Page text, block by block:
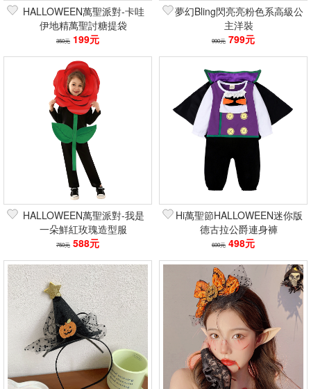
HALLOWEEN萬聖派對-卡哇
伊地精萬聖討糖提袋
350元 199元
夢幻Bling閃亮亮粉色系高級公
主洋裝
990元 799元
HALLOWEEN萬聖派對-我是
一朵鮮紅玫瑰造型服
750元 588元
Hi萬聖節HALLOWEEN迷你版
德古拉公爵連身褲
600元 498元